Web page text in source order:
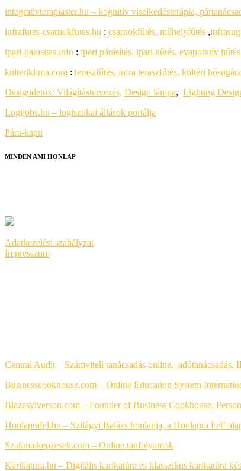
integrativterapiaster.hu – kognitív viselkedésterápia,
infrafutes-csarnokfutes.hu : csarnokfűtés, műhelyfűtés ,
ipari-parasitas.info : ipari párásítás, ipari hűtés, evaporatív
kulteriklima.com : teraszfűtés, infra teraszfűtés, kültéri
Designdetox: Világítástervezés, Design lámpa, Lighting
Logijobs.hu – logisztikai állások portálja
Pára-kapu
MINDEN AMI HONLAP
Adatkezelési szabályzat
Impresszum
Central Audit – Számviteli tanácsadás online, adótanácsadás,
Businesscookhouse.com – Online Education System
Blazesylverson.com – Founder of Business Cookhouse,
Honlaprafel.hu – Szilágyi Balázs honlapja, a Honlapra Fel!
Szakmaikepzesek.com – Online tanfolyamok
Karikatura.hu – Digitális karikatúra és klasszikus karikatúra